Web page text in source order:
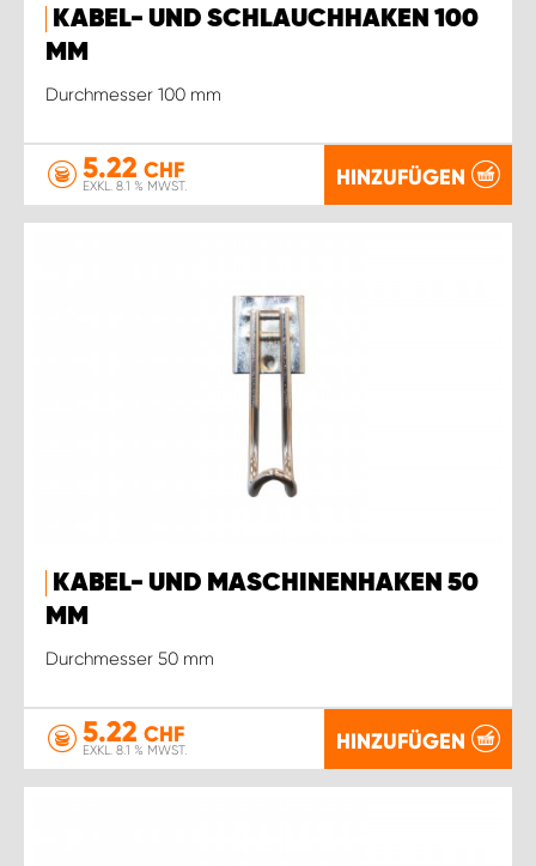
KABEL- UND SCHLAUCHHAKEN 100
MM
Durchmesser 100 mm
5.22 CHF
EXKL. 8.1 % MWST. HINZUFÜGEN
KABEL- UND MASCHINENHAKEN 50
MM
Durchmesser 50 mm
5.22 CHF
EXKL. 8.1 % MWST. HINZUFÜGEN